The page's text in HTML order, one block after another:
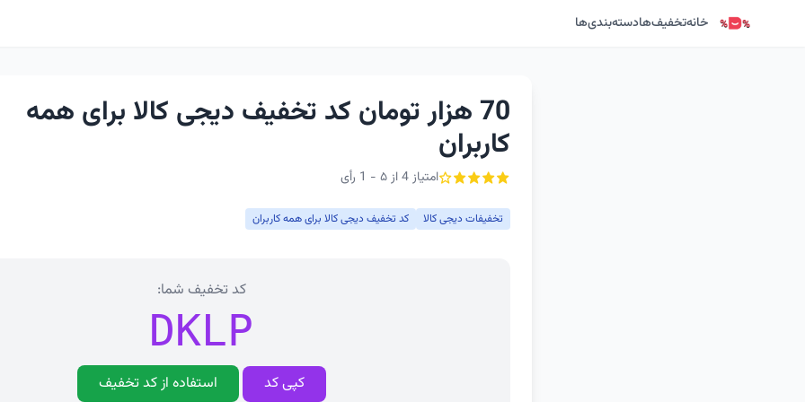
خانهتخفیف‌هادسته‌بندی‌ها
70 هزار تومان کد تخفیف دیجی کالا برای همه
کاربران
امتیاز 4 از ۵ - 1 رأی
تخفیفات دیجی کالا کد تخفیف دیجی کالا برای همه کاربران
کد تخفیف شما:
DKLP
کپی کد استفاده از کد تخفیف